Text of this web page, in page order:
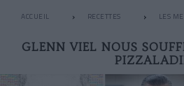
ACCUEIL RECETTES LES
GLENN VIEL NOUS